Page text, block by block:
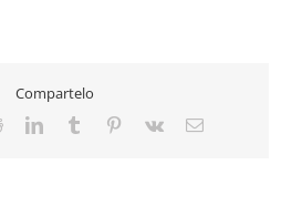
Compartelo
RedditLinkedInTumblr Pinterest
Vk
Correo